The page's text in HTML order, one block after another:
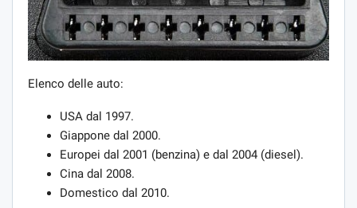
Elenco delle auto:
USA dal 1997.
Giappone dal 2000.
Europei dal 2001 (benzina) e dal 2004 (diesel).
Cina dal 2008.
Domestico dal 2010.